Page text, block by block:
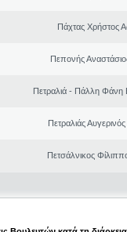
Πάχτας Χρήστος
Πεπονής
Πετραλιά - Πάλλη Φάνη
Πετραλιάς
Πετσάλνικος